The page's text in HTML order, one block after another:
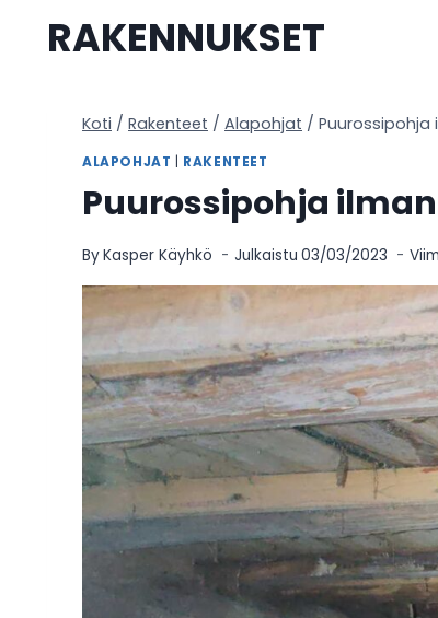
sisältöönRAKENNUKSET
Koti / Rakenteet / Alapohjat /
ALAPOHJAT RAKENTEET
Puurossipohja
ByKasper Käyhkö Julkaistu 03/03/2023